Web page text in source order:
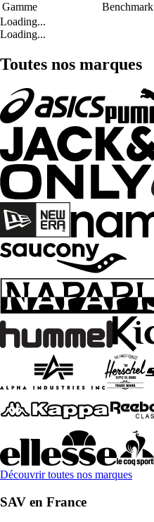
Gamme
Benchmark
Loading...
Loading...
Toutes nos marques
Découvrir toutes nos marques
SAV en France